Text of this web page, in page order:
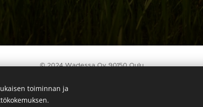
© 2024 Wadessa Oy 90150 Oulu
puh: 040-526 1138 (Nikolas)
Y-tunnus 3180791-5
toiminnan ja